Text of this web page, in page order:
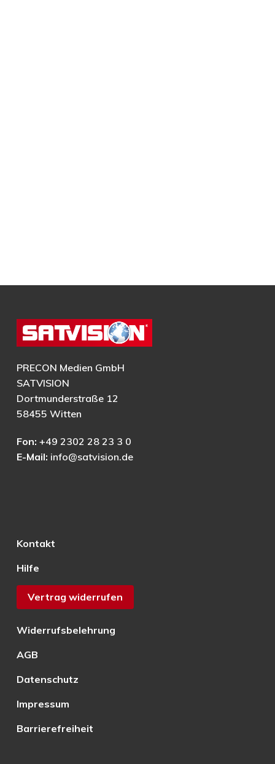
PRECON Medien GmbH
SATVISION
Dortmunderstraße 12
58455 Witten
Fon: +49 2302 28 23 3 0
E-Mail: info@satvision.de
Kontakt
Hilfe
Vertrag widerrufen
Widerrufsbelehrung
AGB
Datenschutz
Impressum
Barrierefreiheit